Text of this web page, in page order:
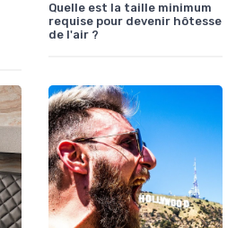
Quelle est la taille minimum
requise pour devenir hôtesse
de l'air ?